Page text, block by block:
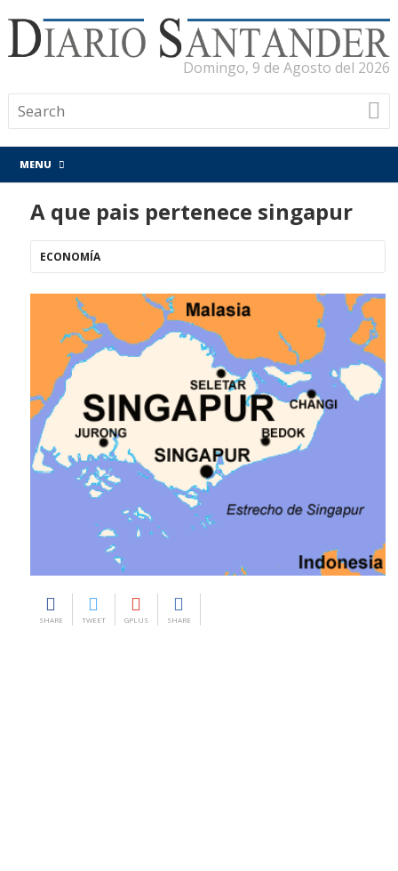
Domingo, 9 de Agosto del 2026
MENU
A que pais pertenece singapur
ECONOMÍA
SHARE TWEET GPLUS SHARE